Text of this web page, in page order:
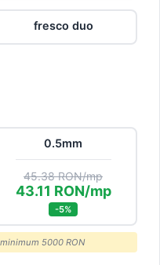
fresco duo
0.5mm
45.38 RON/mp
43.11 RON/mp
-5%
5000 RON